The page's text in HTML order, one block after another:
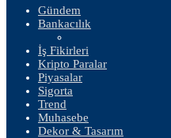
Gündem
Bankacılık
İş Fikirleri
Kripto Paralar
Piyasalar
Sigorta
Trend
Muhasebe
Dekor & Tasarım